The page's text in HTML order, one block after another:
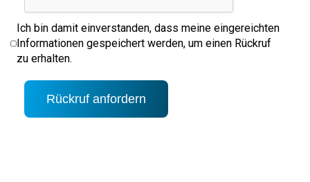
Ich bin damit einverstanden, dass meine eingereichten
Informationen gespeichert werden, um einen Rückruf
zu erhalten.